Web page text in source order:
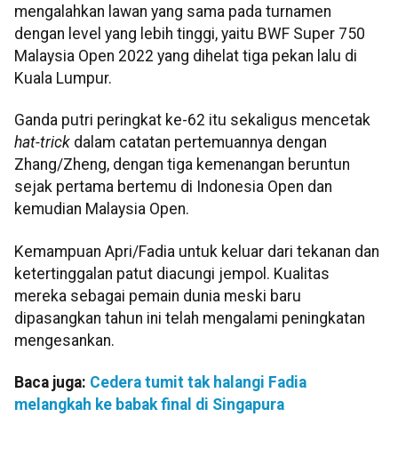
mengalahkan lawan yang sama pada turnamen
dengan level yang lebih tinggi, yaitu BWF Super 750
Malaysia Open 2022 yang dihelat tiga pekan lalu di
Kuala Lumpur.
Ganda putri peringkat ke-62 itu sekaligus mencetak
hat-trick dalam catatan pertemuannya dengan
Zhang/Zheng, dengan tiga kemenangan beruntun
sejak pertama bertemu di Indonesia Open dan
kemudian Malaysia Open.
Kemampuan Apri/Fadia untuk keluar dari tekanan dan
ketertinggalan patut diacungi jempol. Kualitas
mereka sebagai pemain dunia meski baru
dipasangkan tahun ini telah mengalami peningkatan
mengesankan.
Baca juga: Cedera tumit tak halangi Fadia
melangkah ke babak final di Singapura